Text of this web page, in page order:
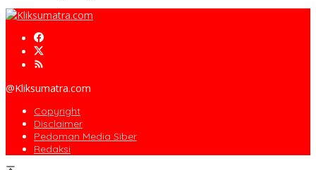
@Kliksumatra.com
Copyright
Disclaimer
Pedoman Media Siber
Redaksi